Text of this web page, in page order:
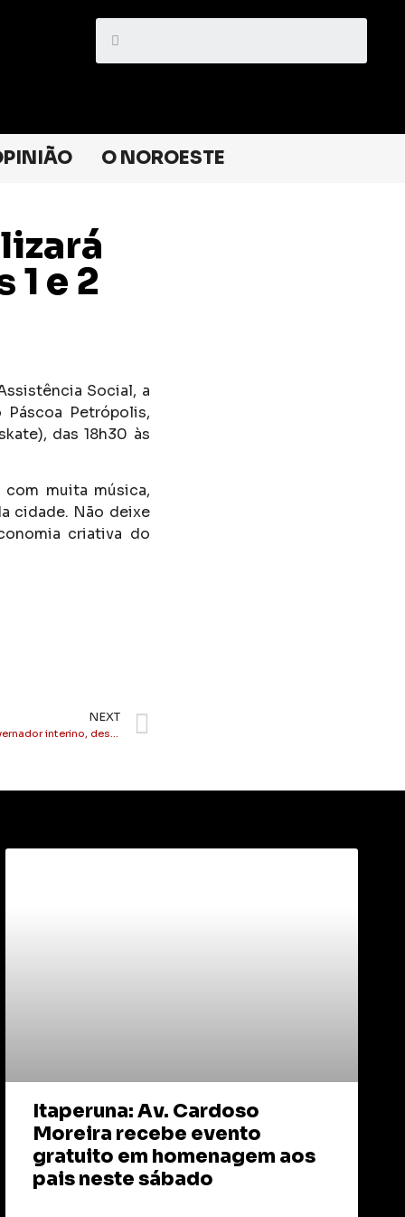
O NOROESTE
1 e 2
Social, a
Petrópolis,
das 18h30 às
muita música,
cidade. Não deixe
criativa do
NEXT
Estado do Rio: Veja o que pensa o governador interino, desembargador Ricardo Couto
Itaperuna: Av. Cardoso
Moreira recebe evento
gratuito em homenagem aos
pais neste sábado